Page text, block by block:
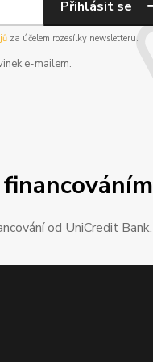
Přihlásit se
za účelem rozesílky newsletteru.
e-mailem.
od UniCredit Bank.